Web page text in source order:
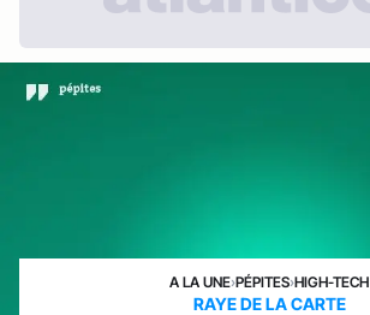
A LA UNE›PÉPITES›HIGH-TECH
RAYE DE LA CARTE